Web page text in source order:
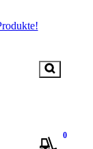
0